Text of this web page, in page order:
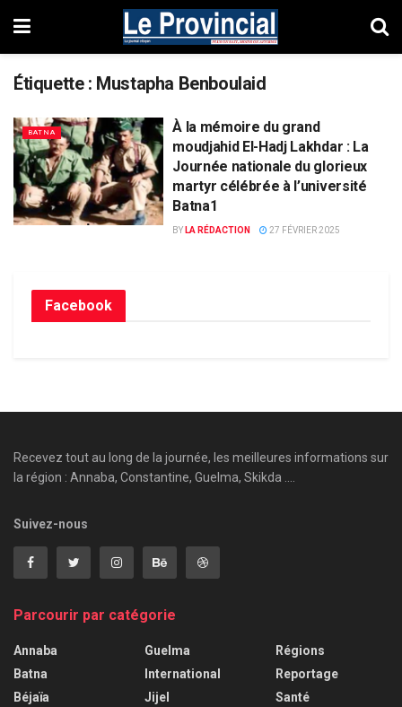
Étiquette : Mustapha Benboulaid
BATNA
À la mémoire du grand
moudjahid El-Hadj Lakhdar : La
Journée nationale du glorieux
martyr célébrée à l’université
Batna1
BY LA RÉDACTION 27 FÉVRIER 2025
Facebook
Recevez tout au long de la journée, les meilleures informations sur
la région : Annaba, Constantine, Guelma, Skikda ....
Suivez-nous
Parcourir par catégorie
Annaba
Batna
Béjaïa
Guelma
International
Jijel
Régions
Reportage
Santé